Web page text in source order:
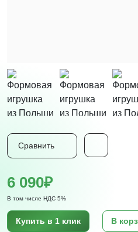
Сравнить
6 090₽
В том числе НДС 5%
Купить в 1 клик В